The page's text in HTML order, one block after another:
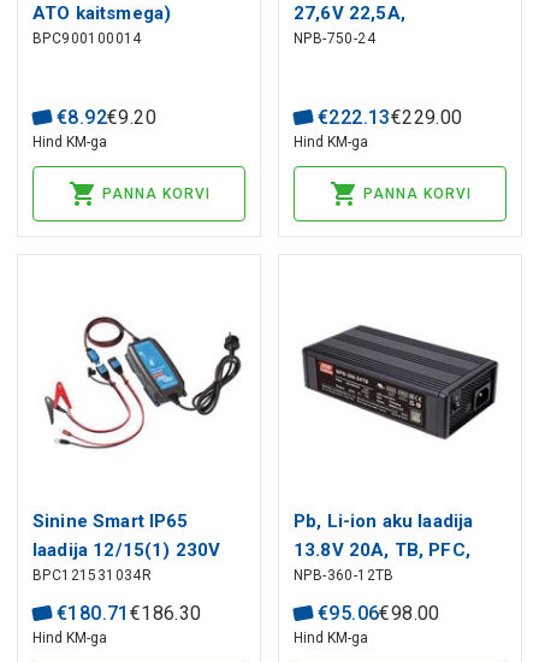
ATO kaitsmega)
BPC900100014
€8.92€9.20
Hind KM-ga
PANNA KORVI
27,6V 22,5A,
intelligentne, PFC,
NPB-750-24
€222.13€229.00
Hind KM-ga
PANNA KORVI
Sinine Smart IP65
laadija 12/15(1) 230V
CEE 7/16 jaemüük
BPC121531034R
€180.71 €186.30
Hind KM-ga
Pb, Li-ion aku laadija
13.8V 20A, TB, PFC,
MEAN WELL
NPB-360-12TB
€95.06€98.00
Hind KM-ga